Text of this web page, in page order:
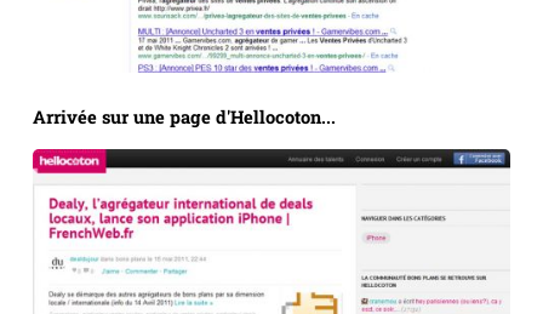
Arrivée sur une page d'Hellocoton...